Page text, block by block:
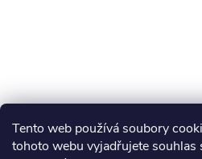
Tento web používá soubory
tohoto webu vyjadřujete